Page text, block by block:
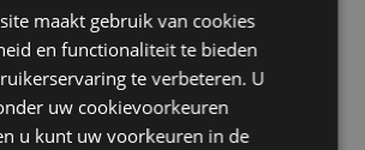
Up Spons
maakt gebruik van cookies
en functionaliteit te bieden
te verbeteren. U
uw cookievoorkeuren
u kunt uw voorkeuren in de